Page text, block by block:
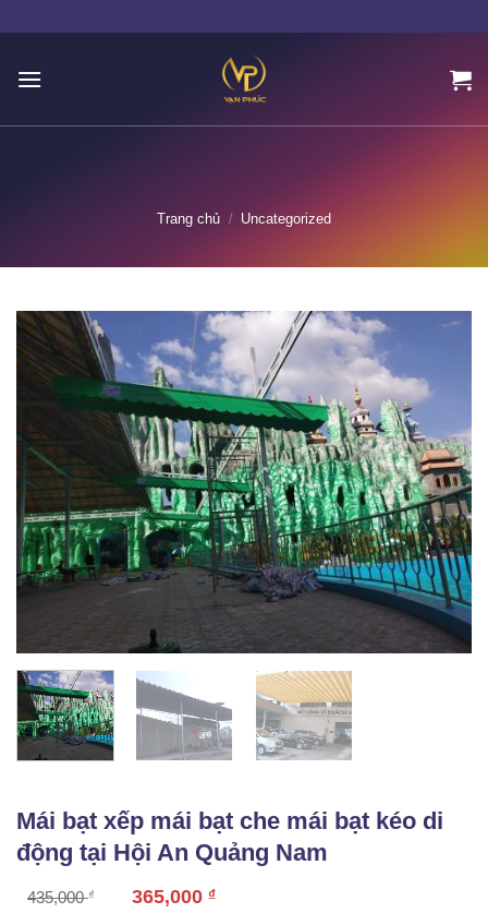
Trang chủ / Uncategorized
Mái bạt xếp mái bạt che mái bạt kéo di
động tại Hội An Quảng Nam
435,000₫ 365,000 ₫